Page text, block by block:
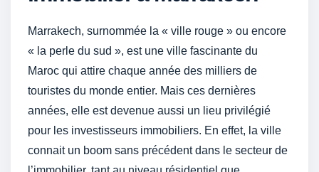
Marrakech, surnommée la « ville rouge » ou encore
« la perle du sud », est une ville fascinante du
Maroc qui attire chaque année des milliers de
touristes du monde entier. Mais ces dernières
années, elle est devenue aussi un lieu privilégié
pour les investisseurs immobiliers. En effet, la ville
connait un boom sans précédent dans le secteur de